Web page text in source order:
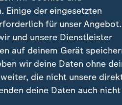
Vormittag zwischenzeitlich
von der Union nominierten
daraufhin zu
Wahl würden
Brosius-Gersdorf
müssten zunächst
Einige der eingesetzten
für unser
und unsere Dienstleister
auf deinem Gerät
wir deine Daten ohne
die nicht unsere
deine Daten auch nicht